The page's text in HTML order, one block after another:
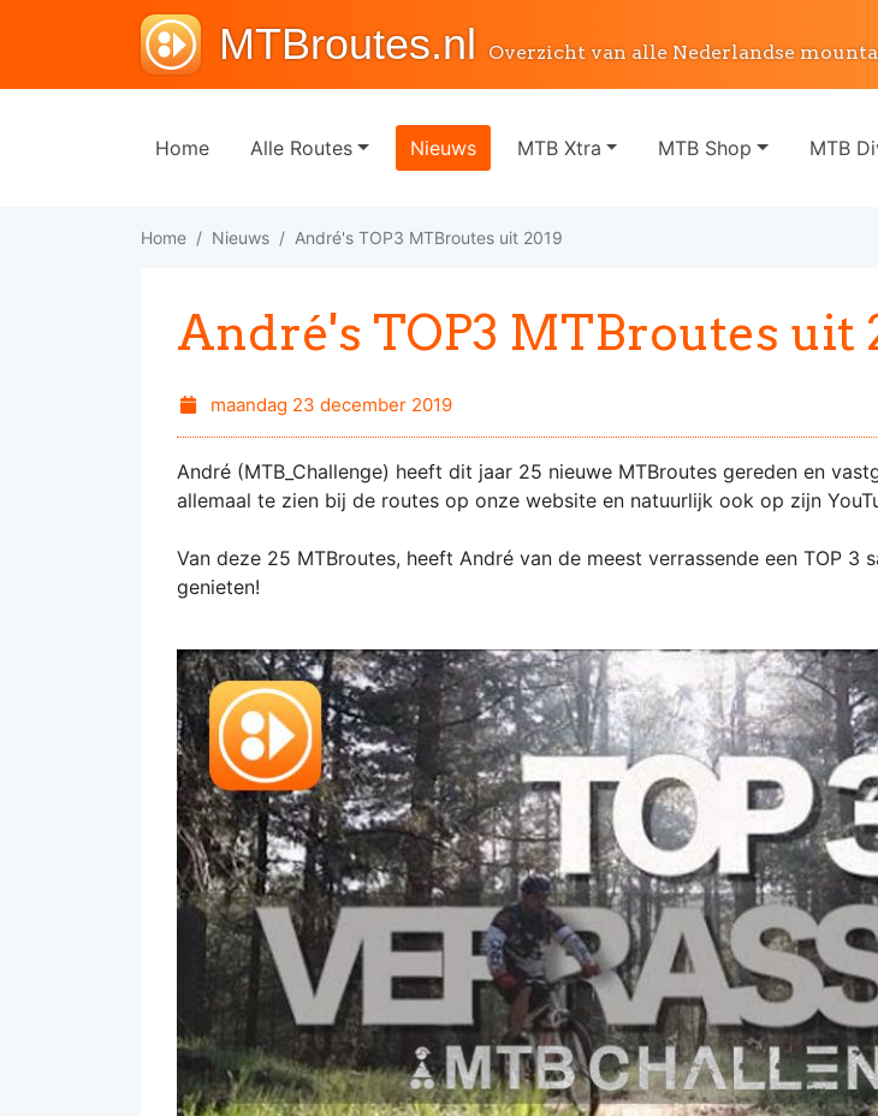
MTBroutes.nl Overzicht van alle Nederlandse
Home Alle Routes Nieuws MTB Xtra MTB Shop MTB
Home Nieuws André's TOP3 MTBroutes uit 2019
André's TOP3 MTBroutes uit
maandag 23 december 2019
André (MTB_Challenge) heeft dit jaar 25 nieuwe MTBroutes gereden en
allemaal te zien bij de routes op onze website en natuurlijk ook op zijn
Van deze 25 MTBroutes, heeft André van de meest verrassende een TOP 3
genieten!